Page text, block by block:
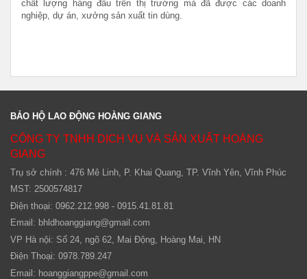
chất lượng hàng đầu trên thị trường mà đã được các doanh
nghiệp, dự án, xưởng sản xuất tin dùng.
BẢO HỘ LAO ĐỘNG HOÀNG GIANG
CÔNG TY TNHH DỊCH VỤ VÀ SẢN XUẤT HOÀNG
GIANG
Trụ sở chính : 476 Mê Linh, P. Khai Quang, TP. Vĩnh Yên, Vĩnh Phúc
MST: 2500574817
Điện thoại: 0962.212.998 - 0915.41.81.81
Email: bhldhoanggiang@gmail.com
VP Hà nội: Số 24, ngõ 62, Mai Động, Hoàng Mai, HN
Điện Thoại: 0978.789.247
Email: hoanggiangppe@gmail.com